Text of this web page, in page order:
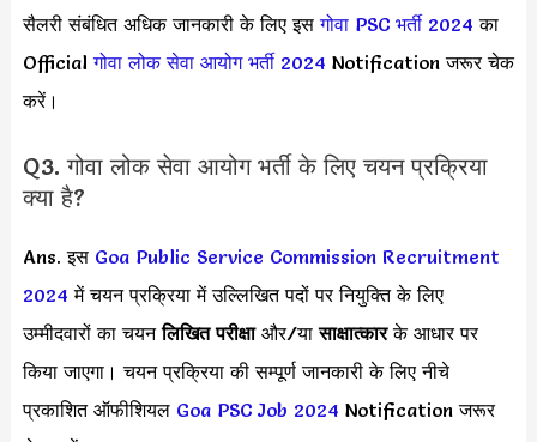
सैलरी संबंधित अधिक जानकारी के लिए इसगोवा PSC भर्ती 2024 का
Officialगोवा लोक सेवा आयोग भर्ती 2024 Notification जरूर चेक
करें।
Q3. गोवा लोक सेवा आयोग भर्ती के लिए चयन प्रक्रिया
क्या है?
Ans. इस Goa Public Service Commission Recruitment
2024 में चयन प्रक्रिया में उल्लिखित पदों पर नियुक्ति के लिए
उम्मीदवारों का चयनलिखित परीक्षाऔर/यासाक्षात्कारके आधार पर
किया जाएगा। चयन प्रक्रिया की सम्पूर्ण जानकारी के लिए नीचे
प्रकाशित ऑफीशियल Goa PSC Job 2024 Notification जरूर